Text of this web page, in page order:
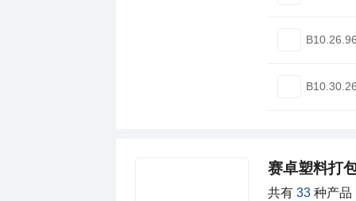
赛卓塑料打
共有33 种产品